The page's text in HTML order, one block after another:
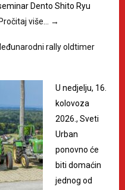
Dento Shito Ryu
Pročitaj više… →
rally oldtimer
U nedjelju, 16.
kolovoza
2026., Sveti
Urban
ponovno će
biti domaćin
jednog od